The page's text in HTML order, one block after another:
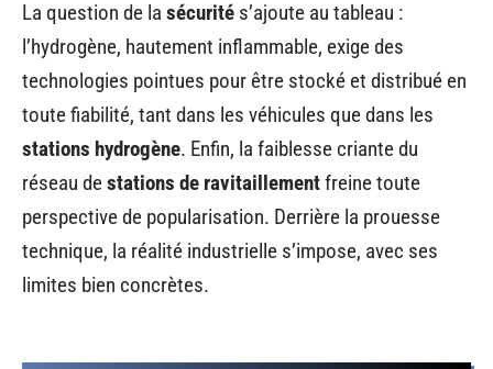
La question de la sécurité s’ajoute au tableau :
l’hydrogène, hautement inflammable, exige des
technologies pointues pour être stocké et distribué en
toute fiabilité, tant dans les véhicules que dans les
stations hydrogène. Enfin, la faiblesse criante du
réseau destations de ravitaillementfreine toute
perspective de popularisation. Derrière la prouesse
technique, la réalité industrielle s’impose, avec ses
limites bien concrètes.